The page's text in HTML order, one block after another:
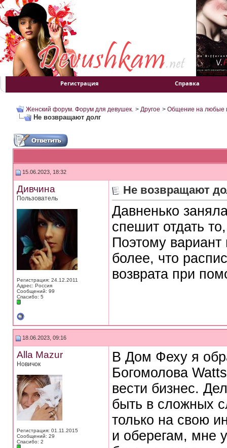
Регистрация Справка
Женский форум. Форум для девушек. > Другое > Общение на любые
Не возвращают долг
15.06.2023, 18:32
Дивчина
Пользователь
Регистрация: 24.12.2011
Адрес: Россия
Сообщений: 99
Спасибо: 5
Не возвращают
Давненько
спешит отдать
Поэтому вариант
более, что
возврата при
18.06.2023, 09:16
Alla Mazur
Новичок
Регистрация: 01.11.2015
Сообщений: 29
Спасибо: 2
В Дом Феху я
Богомолова
вести бизнес.
быть в сложных
только на свою
и оберегам, мне